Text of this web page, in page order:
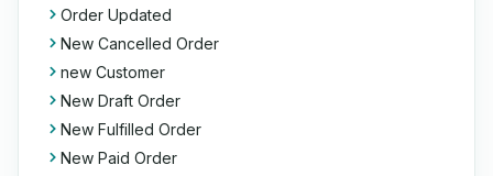
Order Updated
New Cancelled Order
new Customer
New Draft Order
New Fulfilled Order
New Paid Order